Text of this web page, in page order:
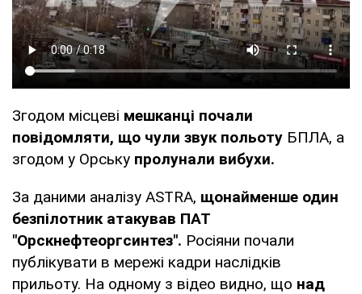
Згодом місцеві мешканці почали
повідомляти, що чули звук польоту БПЛА, а
згодом у Орську пролунали вибухи.
За даними аналізу ASTRA, щонайменше один
безпілотник атакував ПАТ
"Орскнефтеоргсинтез". Росіяни почали
публікувати в мережі кадри наслідків
прильоту. На одному з відео видно, що над